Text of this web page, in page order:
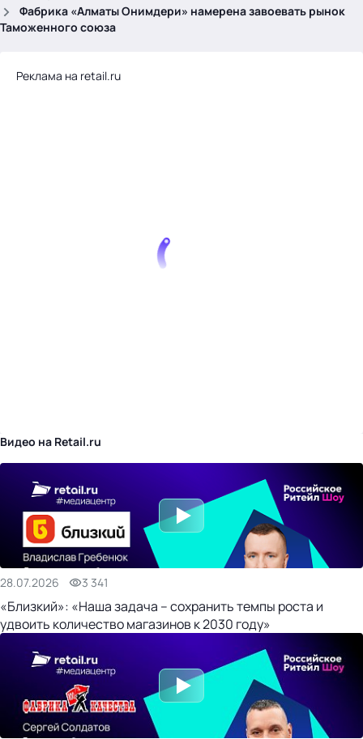
Фабрика «Алматы Онимдери» намерена завоевать рынок
Таможенного союза
Реклама на retail.ru
Видео на Retail.ru
28.07.2026 3 341
«Близкий»: «Наша задача – сохранить темпы роста и
удвоить количество магазинов к 2030 году»